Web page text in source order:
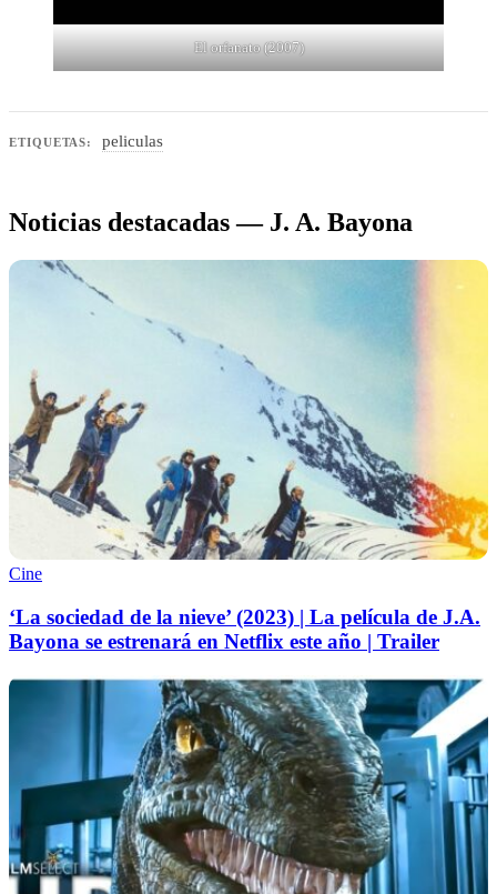
El orfanato (2007)
ETIQUETAS: peliculas
Noticias destacadas — J. A. Bayona
Cine
‘La sociedad de la nieve’ (2023) | La película de J.A.
Bayona se estrenará en Netflix este año | Trailer